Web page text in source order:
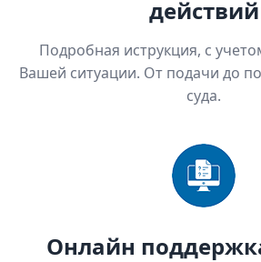
действий
Подробная иструкция, с
Вашей ситуации. От подачи до
суда.
Онлайн